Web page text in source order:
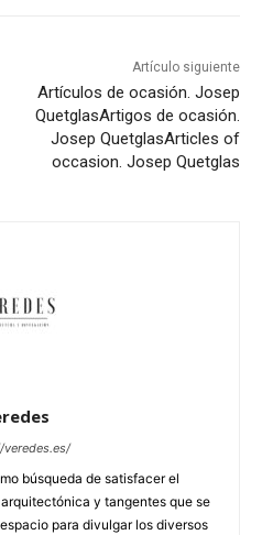
Artículo siguiente
Artículos de ocasión. Josep
QuetglasArtigos de ocasión.
Josep QuetglasArticles of
occasion. Josep Quetglas
búsqueda de satisfacer el
y tangentes que se
para divulgar los diversos